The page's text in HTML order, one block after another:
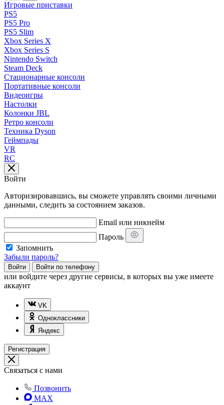
Игровые приставки
PS5
PS5 Pro
PS5 Slim
Xbox Series X
Xbox Series S
Nintendo Switch
Steam Deck
Стационарные консоли
Портативные консоли
Видеоигры
Настолки
Колонки JBL
Ретро консоли
Техника Dyson
Геймпады
VR
RC
Войти
Авторизировавшись, вы сможете управлять своими личными
данными, следить за состоянием заказов.
Email или никнейм
Пароль
Запомнить
Забыли пароль?
Войти Войти по телефону
или войдите через другие сервисы, в которых вы уже имеете
аккаунт
VK
Одноклассники
Яндекс
Регистрация
Связаться с нами
Позвонить
MAX